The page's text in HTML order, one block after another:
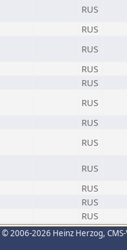
RUS
RUS
RUS
RUS
RUS
RUS
RUS
RUS
RUS
RUS
RUS
RUS
© 2006-2026 Heinz Herzog,